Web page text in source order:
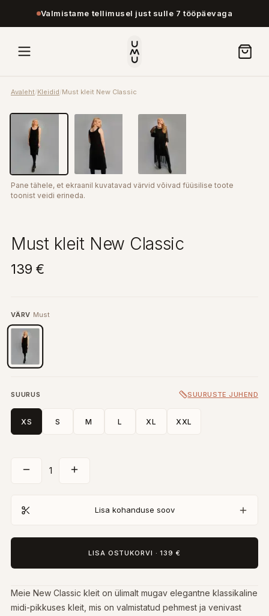
Valmistame tellimusel just sulle 7 tööpäevaga
Avaleht/Kleidid/Must kleit New Classic
Pane tähele, et ekraanil kuvatavad värvid võivad füüsilise toote
toonist veidi erineda.
Must kleit New Classic
139 €
VÄRV Must
SUURUS SUURUSTE JUHEND
XS S M L XL XXL
1
Lisa kohanduse soov
LISA OSTUKORVI ·139 €
Meie New Classic kleit on ülimalt mugav elegantne klassikaline
midi-pikkuses kleit, mis on valmistatud pehmest ja venivast